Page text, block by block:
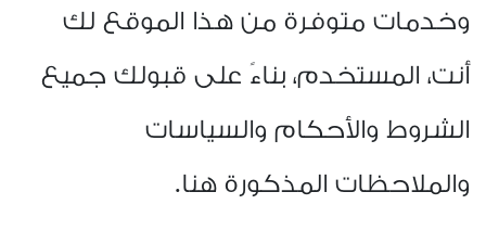
وخدمات متوفرة من هذا الموقع لك
أنت، المستخدم، بناءً على قبولك جميع
الشروط والأحكام والسياسات
والملاحظات المذكورة هنا.